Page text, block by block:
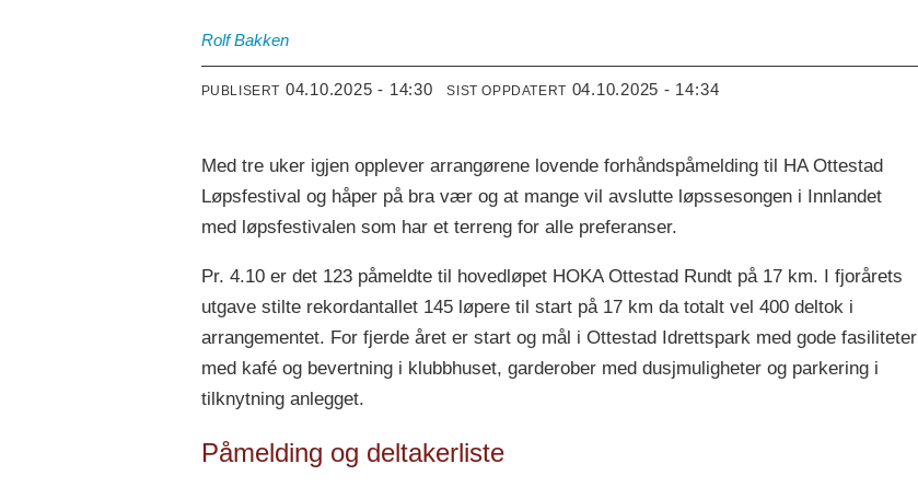
Rolf Bakken
PUBLISERT 04.10.2025 - 14:30 SIST OPPDATERT 04.10.2025 - 14:34
Med tre uker igjen opplever arrangørene lovende forhåndspåmelding til HA Ottestad
Løpsfestival og håper på bra vær og at mange vil avslutte løpssesongen i Innlandet
med løpsfestivalen som har et terreng for alle preferanser.
Pr. 4.10 er det 123 påmeldte til hovedløpet HOKA Ottestad Rundt på 17 km. I fjorårets
utgave stilte rekordantallet 145 løpere til start på 17 km da totalt vel 400 deltok i
arrangementet. For fjerde året er start og mål i Ottestad Idrettspark med gode fasiliteter
med kafé og bevertning i klubbhuset, garderober med dusjmuligheter og parkering i
tilknytning anlegget.
Påmelding og deltakerliste